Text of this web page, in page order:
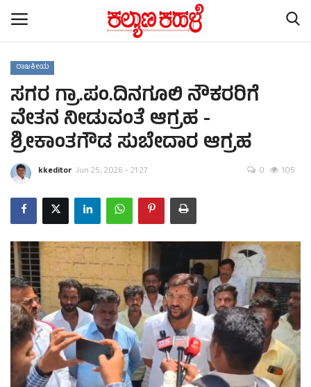
Home
Contact
Subscription
ರಾಷ್ಟ್ರೀಯ ಸುದ್ದಿ
ಕಲೆ - ಸಾಹಿತ್ಯ
ಕ್ರೈಂ ಸ್ಟೋರಿ
ರಾಜಕೀಯ
ಸುದ್ದಿ
ರಾಜಕೀಯ
ಸಗರ ಗ್ರಾ.ಪಂ.ದಿನಗೂಲಿ ನೌಕರರಿಗೆ
ವೇತನ ನೀಡುವಂತೆ ಆಗ್ರಹ -
ಶ್ರೀಕಾಂತಗೌಡ ಸುಬೇದಾರ ಆಗ್ರಹ
kkeditor Jun 25, 2026 - 21:27 0 105